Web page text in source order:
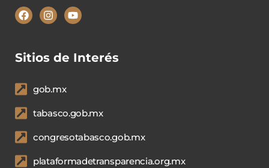
Sitios de Interés
gob.mx
tabasco.gob.mx
congresotabasco.gob.mx
plataformadetransparencia.org.mx